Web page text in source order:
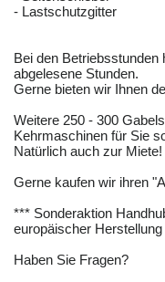
- Lastschutzgitter
Bei den Betriebsstunden
abgelesene Stunden.
Gerne bieten wir Ihnen
Weitere 250 - 300
Kehrmaschinen für Sie
Natürlich auch zur Miete!
Gerne kaufen wir ihren
*** Sonderaktion
europäischer
Haben Sie Fragen?